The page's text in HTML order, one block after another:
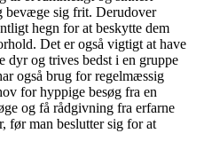
bevæge sig frit. Derudover
hegn for at beskytte dem
Det er også vigtigt at have
dyr og trives bedst i en gruppe
også brug for regelmæssig
for hyppige besøg fra en
og få rådgivning fra erfarne
før man beslutter sig for at